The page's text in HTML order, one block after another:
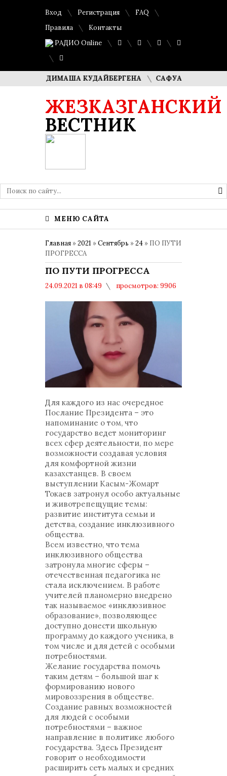
Вход Регистрация
FAQ
Правила
Контакты
РАДИО Online
ДИМАША КУДАЙБЕРГЕНА САФУАН ЖАМПЕИСОВ:
ЖЕЗКАЗГАНСКИЙ
ВЕСТНИК
МЕНЮ САЙТА
Главная »2021 »Сентябрь »24 » ПО ПУТИ
ПРОГРЕССА
ПО ПУТИ ПРОГРЕССА
24.09.2021 в 08:49
просмотров: 9906
Для каждого из нас очередное
Послание Президента – это
напоминание о том, что
государство ведет мониторинг
всех сфер деятельности, по мере
возможности создавая условия
для комфортной жизни
казахстанцев. В своем
выступлении Касым-Жомарт
Токаев затронул особо актуальные
и животрепещущие темы:
развитие института семьи и
детства, создание инклюзивного
общества.
Всем известно, что тема
инклюзивного общества
затронула многие сферы –
отечественная педагогика не
стала исключением. В работе
учителей планомерно внедрено
так называемое «инклюзивное
образование», позволяющее
доступно донести школьную
программу до каждого ученика, в
том числе и для детей с особыми
потребностями.
Желание государства помочь
таким детям – большой шаг к
формированию нового
мировоззрения в обществе.
Создание равных возможностей
для людей с особыми
потребностями – важное
направление в политике любого
государства. Здесь Президент
говорит о необходимости
расширить сеть малых и средних